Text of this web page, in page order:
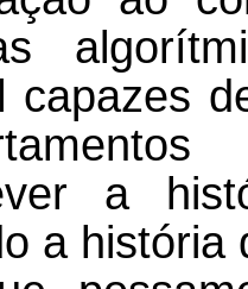
capazes
a
a história